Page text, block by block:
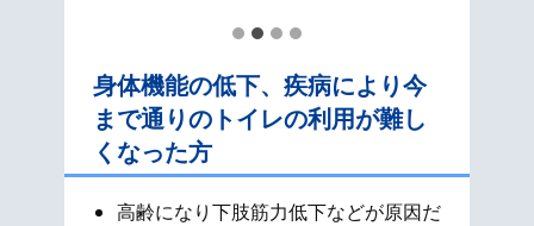
身体機能の低下、疾病により今
まで通りのトイレの利用が難し
くなった方
高齢になり下肢筋力低下などが原因だ